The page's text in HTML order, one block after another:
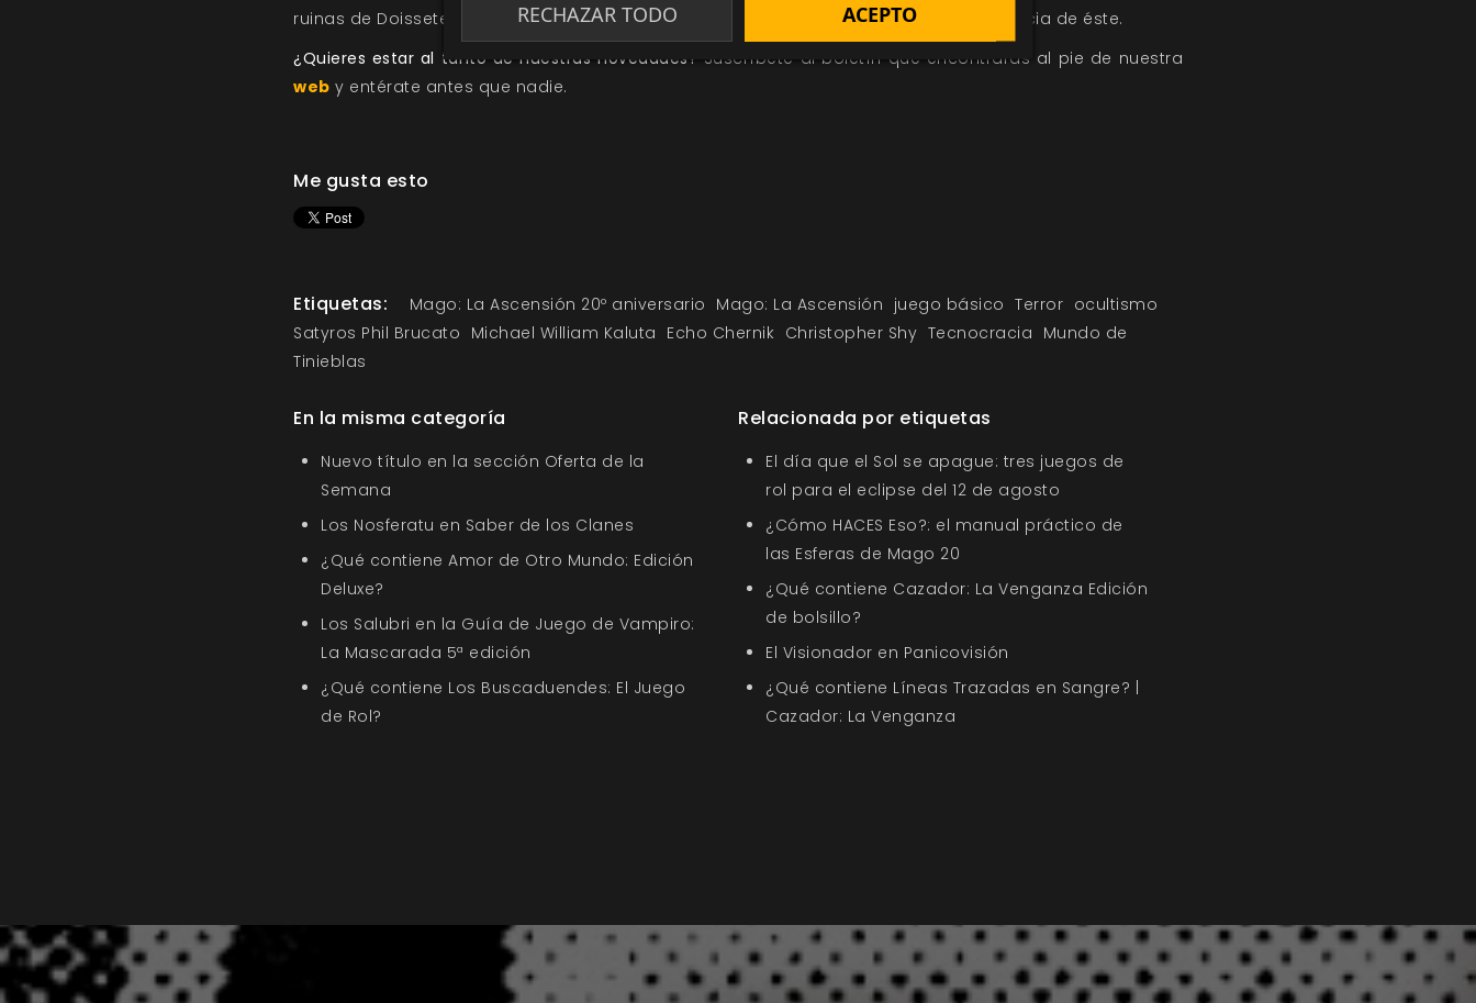
ruinas de Doissetep. Trata de salvar tu mundo, como quiera que sea para ti la apariencia de éste.
¿Quieres estar al tanto de nuestras novedades? Suscríbete al boletín que encontrarás al pie de nuestra
web y entérate antes que nadie.
Me gusta esto
Etiquetas: Mago: La Ascensión 20º aniversario Mago: La Ascensión juego básico Terror ocultismo
Satyros Phil Brucato Michael William Kaluta Echo Chernik Christopher Shy Tecnocracia Mundo de
Tinieblas
En la misma categoría
Nuevo título en la sección Oferta de la
Semana
Los Nosferatu en Saber de los Clanes
¿Qué contiene Amor de Otro Mundo: Edición
Deluxe?
Los Salubri en la Guía de Juego de Vampiro:
La Mascarada 5ª edición
¿Qué contiene Los Buscaduendes: El Juego
de Rol?
Relacionada por etiquetas
El día que el Sol se apague: tres juegos de
rol para el eclipse del 12 de agosto
¿Cómo HACES Eso?: el manual práctico de
las Esferas de Mago 20
¿Qué contiene Cazador: La Venganza Edición
de bolsillo?
El Visionador en Panicovisión
¿Qué contiene Líneas Trazadas en Sangre? |
Cazador: La Venganza
RECHAZAR TODO ACEPTO